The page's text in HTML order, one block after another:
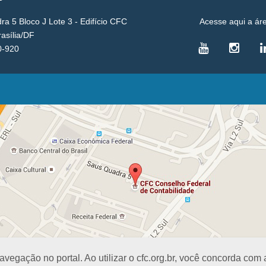
no portal. Ao utilizar o cfc.org.br, você concorda com
5 Bloco J Lote 3 - Edifício CFC
DF
920
Acesse aqui a
VICE-PRESIDÊNCIAS
Administrativa
Controle Interno
Desenvolvimento Profissional
Governança e Gestão Estratégica
Fiscalização, Ética e Disciplina
Técnica
Registro
PROJETOS E PROGRAMAS
Excelência na Contabilidade
Difusão Cultural